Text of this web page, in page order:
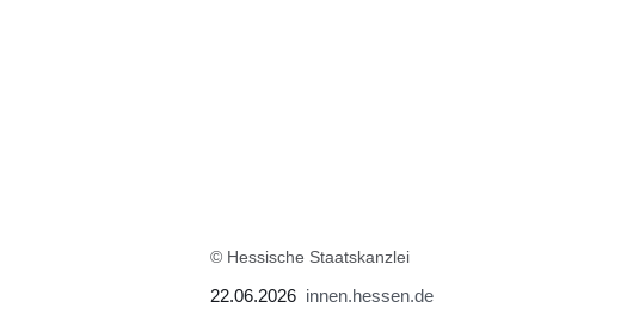
© Hessische Staatskanzlei
22.06.2026 innen.hessen.de